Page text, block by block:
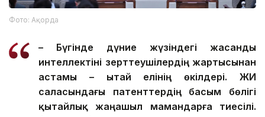
Фото: Ақорда
– Бүгінде дүние жүзіндегі жасанды
интеллектіні зерттеушілердің жартысынан
астамы – Қытай елінің өкілдері. ЖИ
саласындағы патенттердің басым бөлігі
қытайлық жаңашыл мамандарға тиесілі.